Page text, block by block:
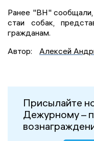
Ранее "ВН" сообщали,
стаи собак,
гражданам.
Автор:
Алексей
Присылайте
Дежурному –